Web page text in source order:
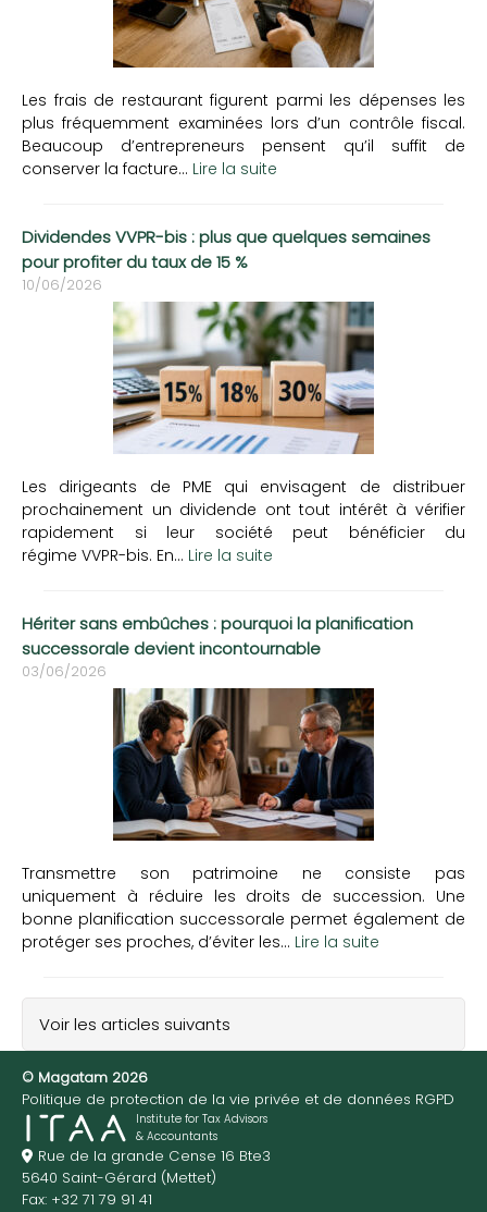
Les frais de restaurant figurent parmi les dépenses les
plus fréquemment examinées lors d’un contrôle fiscal.
Beaucoup d’entrepreneurs pensent qu’il suffit de
conserver la facture... Lire la suite
Dividendes VVPR-bis : plus que quelques semaines
pour profiter du taux de 15 %
10/06/2026
Les dirigeants de PME qui envisagent de distribuer
prochainement un dividende ont tout intérêt à vérifier
rapidement si leur société peut bénéficier du
régime VVPR-bis. En... Lire la suite
Hériter sans embûches : pourquoi la planification
successorale devient incontournable
03/06/2026
Transmettre son patrimoine ne consiste pas
uniquement à réduire les droits de succession. Une
bonne planification successorale permet également de
protéger ses proches, d’éviter les... Lire la suite
Voir les articles suivants
© Magatam 2026
Politique de protection de la vie privée et de données RGPD
Institute for Tax Advisors
& Accountants
Rue de la grande Cense 16 Bte3
5640 Saint-Gérard (Mettet)
Fax: +32 71 79 91 41